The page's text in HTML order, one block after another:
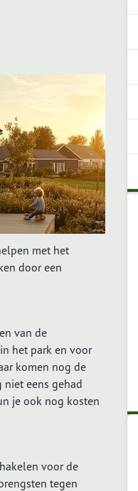
met het
door een
van de
het park en voor
komen nog de
niet eens gehad
je ook nog kosten
voor de
tegen